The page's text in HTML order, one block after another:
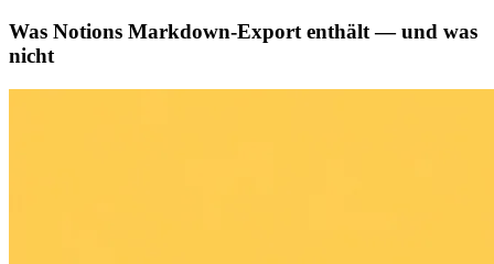
Was Notions Markdown-Export enthält — und was
nicht